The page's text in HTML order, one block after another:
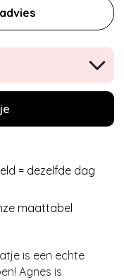
= dezelfde dag
maattabel
is een echte
Agnes is